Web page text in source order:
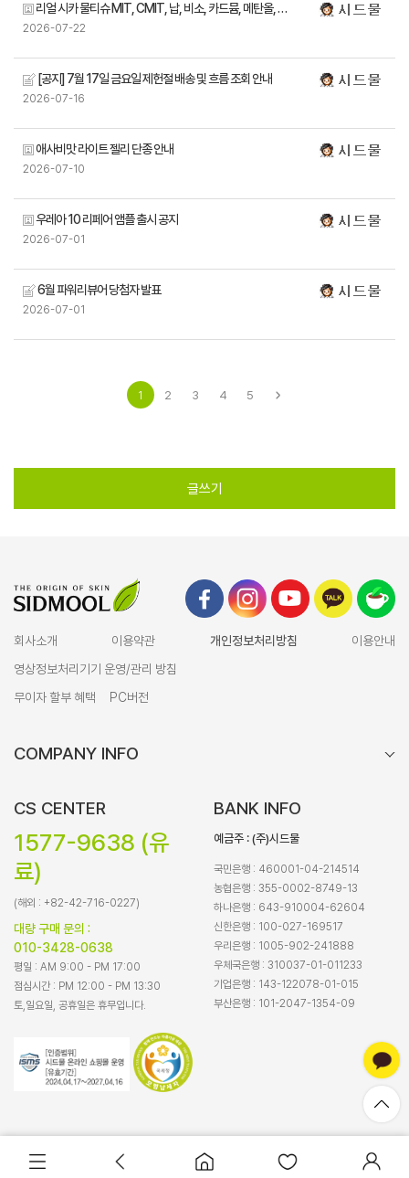
리얼 시카 물티슈 MIT, CMIT, 납, 비소, 카드뮴, 메탄올, 포름알데하이드 미검출 성적서
2026-07-22
[공지] 7월 17일 금요일 제헌절 배송 및 흐름 조회 안내
2026-07-16
애사비맛 라이트 젤리 단종 안내
2026-07-10
우레아 10 리페어 앰플 출시 공지
2026-07-01
6월 파워리뷰어 당첨자 발표
2026-07-01
1 2 3 4 5
글쓰기
회사소개 이용약관 개인정보처리방침
이용안내
영상정보처리기기 운영/관리 방침
무이자 할부 혜택
PC버전
COMPANY INFO
CS CENTER
1577-9638 (유
료)
(해외 : +82-42-716-0227)
대량 구매 문의 :
010-3428-0638
평일 : AM 9:00 - PM 17:00
점심시간 : PM 12:00 - PM 13:30
토,일요일, 공휴일은 휴무입니다.
BANK INFO
예금주 : (주)시드물
국민은행 : 460001-04-214514
농협은행 : 355-0002-8749-13
하나은행 : 643-910004-62604
신한은행 : 100-027-169517
우리은행 : 1005-902-241888
우체국은행 : 310037-01-011233
기업은행 : 143-122078-01-015
부산은행 : 101-2047-1354-09